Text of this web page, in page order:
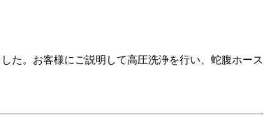
た。お客様にご説明して高圧洗浄を行い、蛇腹ホース